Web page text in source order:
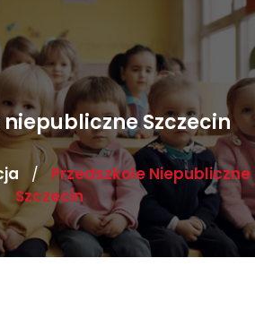
niepubliczne Szczecin
/ Przedszkole Niepubliczne
Szczecin